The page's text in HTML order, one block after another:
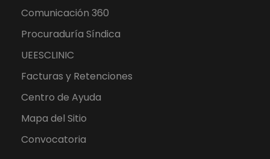
Comunicación 360
Procuraduría Síndica
UEESCLINIC
Facturas y Retenciones
Centro de Ayuda
Mapa del Sitio
Convocatoria